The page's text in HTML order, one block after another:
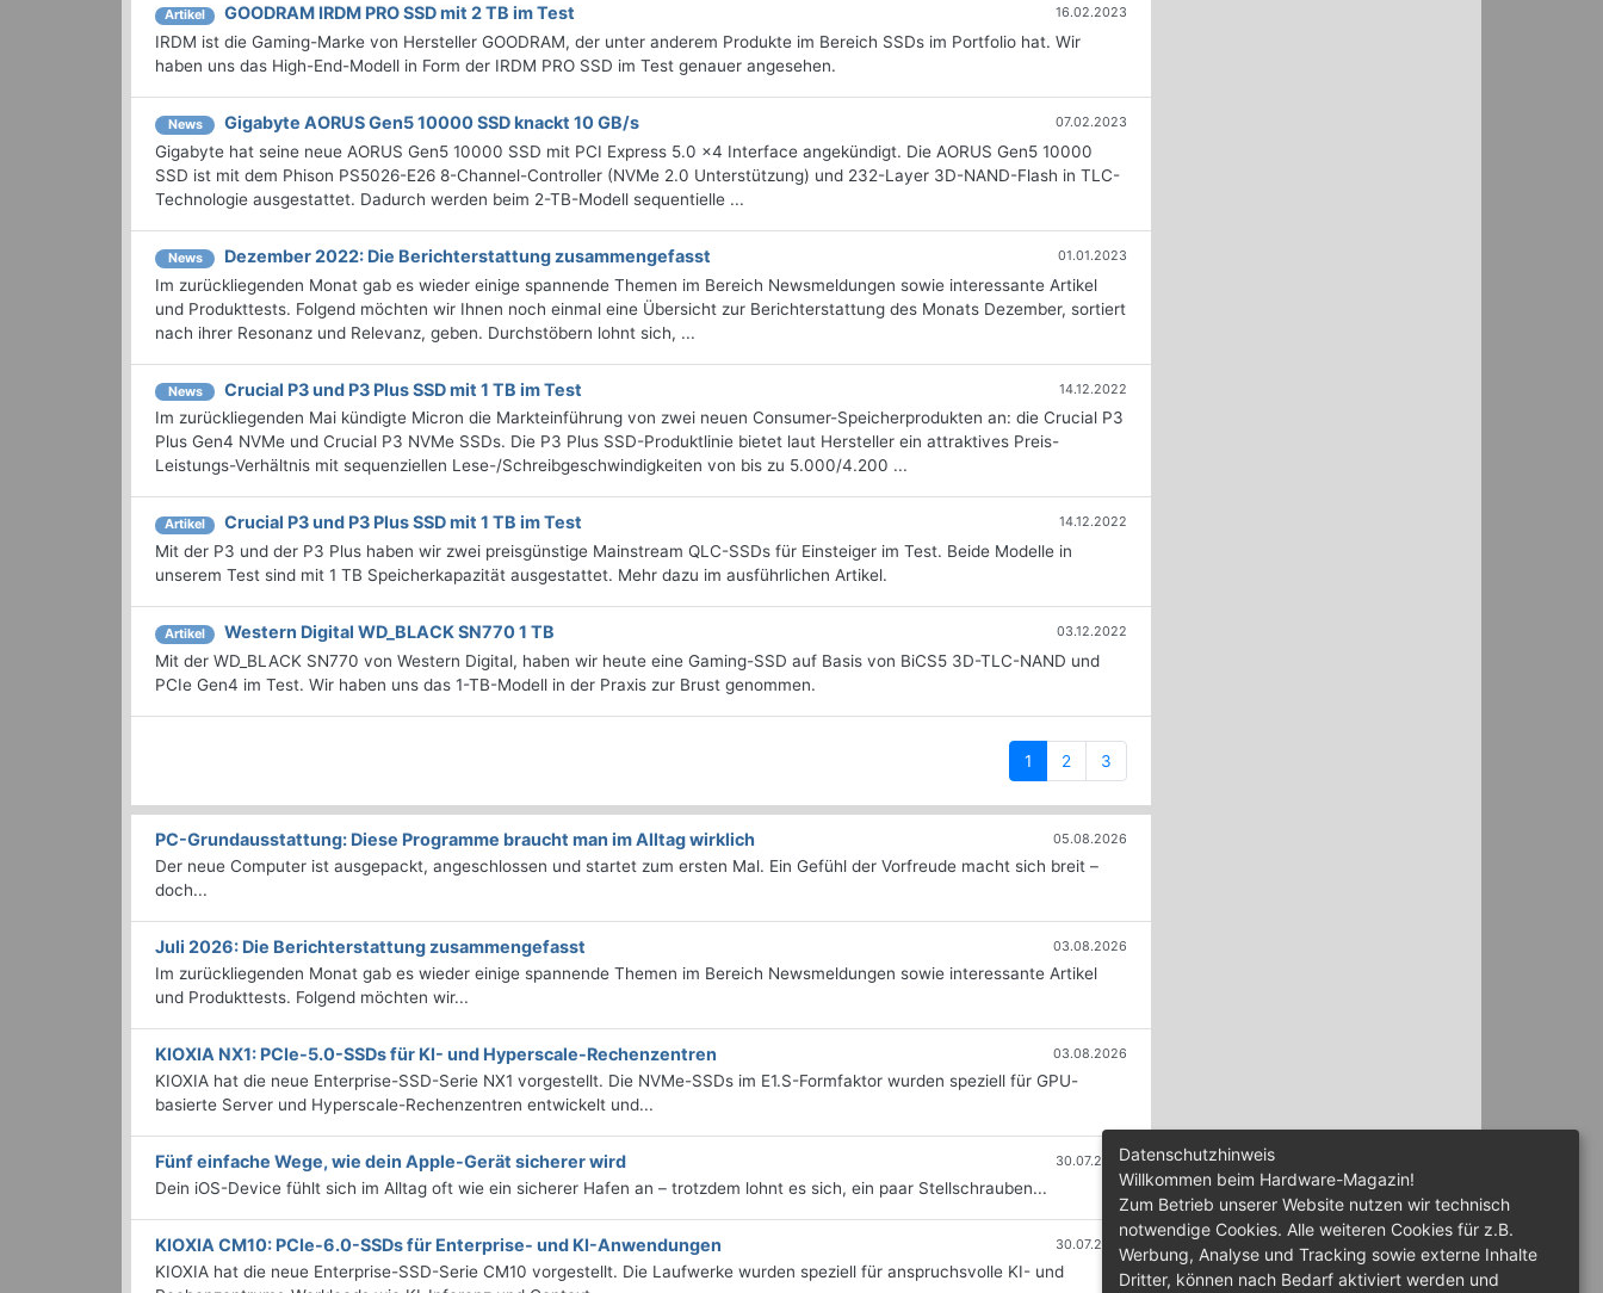
Artikel GOODRAM IRDM PRO SSD mit 2 TB im Test 16.02.2023
IRDM ist die Gaming-Marke von Hersteller GOODRAM, der unter anderem Produkte im Bereich SSDs im Portfolio hat. Wir
haben uns das High-End-Modell in Form der IRDM PRO SSD im Test genauer angesehen.
News Gigabyte AORUS Gen5 10000 SSD knackt 10 GB/s 07.02.2023
Gigabyte hat seine neue AORUS Gen5 10000 SSD mit PCI Express 5.0 x4 Interface angekündigt. Die AORUS Gen5 10000
SSD ist mit dem Phison PS5026-E26 8-Channel-Controller (NVMe 2.0 Unterstützung) und 232-Layer 3D-NAND-Flash in TLC-
Technologie ausgestattet. Dadurch werden beim 2-TB-Modell sequentielle ...
News Dezember 2022: Die Bericht­erstattung zusammengefasst 01.01.2023
Im zurückliegenden Monat gab es wieder einige spannende Themen im Bereich Newsmeldungen sowie interessante Artikel
und Produkttests. Folgend möchten wir Ihnen noch einmal eine Übersicht zur Berichterstattung des Monats Dezember, sortiert
nach ihrer Resonanz und Relevanz, geben. Durchstöbern lohnt sich, ...
News Crucial P3 und P3 Plus SSD mit 1 TB im Test 14.12.2022
Im zurückliegenden Mai kündigte Micron die Markteinführung von zwei neuen Consumer-Speicherprodukten an: die Crucial P3
Plus Gen4 NVMe und Crucial P3 NVMe SSDs. Die P3 Plus SSD-Produktlinie bietet laut Hersteller ein attraktives Preis-
Leistungs-Verhältnis mit sequenziellen Lese-/Schreibgeschwindigkeiten von bis zu 5.000/4.200 ...
Artikel Crucial P3 und P3 Plus SSD mit 1 TB im Test 14.12.2022
Mit der P3 und der P3 Plus haben wir zwei preisgünstige Mainstream QLC-SSDs für Einsteiger im Test. Beide Modelle in
unserem Test sind mit 1 TB Speicherkapazität ausgestattet. Mehr dazu im ausführlichen Artikel.
Artikel Western Digital WD_BLACK SN770 1 TB 03.12.2022
Mit der WD_BLACK SN770 von Western Digital, haben wir heute eine Gaming-SSD auf Basis von BiCS5 3D-TLC-NAND und
PCIe Gen4 im Test. Wir haben uns das 1-TB-Modell in der Praxis zur Brust genommen.
1 (current)
2 3
PC-Grundausstattung: Diese Programme braucht man im Alltag wirklich 05.08.2026
Der neue Computer ist ausgepackt, angeschlossen und startet zum ersten Mal. Ein Gefühl der Vorfreude macht sich breit –
doch...
Juli 2026: Die Bericht­erstattung zusammengefasst 03.08.2026
Im zurückliegenden Monat gab es wieder einige spannende Themen im Bereich Newsmeldungen sowie interessante Artikel
und Produkttests. Folgend möchten wir...
KIOXIA NX1: PCIe-5.0-SSDs für KI- und Hyperscale-Rechenzentren 03.08.2026
KIOXIA hat die neue Enterprise-SSD-Serie NX1 vorgestellt. Die NVMe-SSDs im E1.S-Formfaktor wurden speziell für GPU-
basierte Server und Hyperscale-Rechenzentren entwickelt und...
Fünf einfache Wege, wie dein Apple-Gerät sicherer wird 30.07.2026
Dein iOS-Device fühlt sich im Alltag oft wie ein sicherer Hafen an – trotzdem lohnt es sich, ein paar Stellschrauben...
KIOXIA CM10: PCIe-6.0-SSDs für Enterprise- und KI-Anwendungen 30.07.2026
KIOXIA hat die neue Enterprise-SSD-Serie CM10 vorgestellt. Die Laufwerke wurden speziell für anspruchsvolle KI- und
Datenschutzhinweis
Willkommen beim Hardware-Magazin!
Zum Betrieb unserer Website nutzen wir technisch
notwendige Cookies. Alle weiteren Cookies für z.B.
Werbung, Analyse und Tracking sowie externe Inhalte
Dritter, können nach Bedarf aktiviert werden und